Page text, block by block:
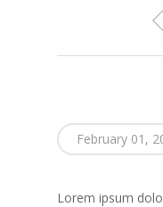
February 01,
Lorem ipsum